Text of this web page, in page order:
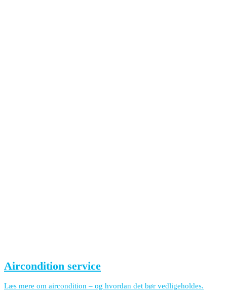
Aircondition service
Læs mere om aircondition – og hvordan det bør vedligeholdes.